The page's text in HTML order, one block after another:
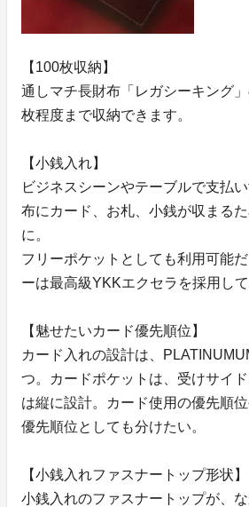
【100枚収納】
通しマチ長財布「レガシーキング
枚程度まで収納できます。
【小銭入れ】
ビジネスシーンやテーブルで支払
布にカード、お札、小銭が収まる
に。
フリーポケットとしても利用可能
ーは最高級YKKエクセラを採用して
【魅せたいカード優先順位】
カード入れの設計は、
つ。カードポケットは、受けサイ
は縦に設計。カード使用の優先順
優先順位としても分けたい。
【小銭入れファスナートップ形状】
小銭入れのファスナートップが、